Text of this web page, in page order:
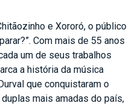
e Xororó, o público
Com mais de 55 anos
um de seus trabalhos
a história da música
que conquistaram o
mais amadas do país,